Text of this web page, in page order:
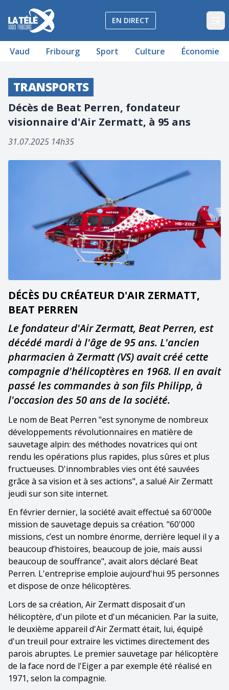
La Télé - Télévision régionale Vaud et Fribourg
EN DIRECT
Vaud Fribourg Sport Culture Économie
TRANSPORTS
Décès de Beat Perren, fondateur
visionnaire d'Air Zermatt, à 95 ans
31.07.2025 14h35
DÉCÈS DU CRÉATEUR D'AIR ZERMATT,
BEAT PERREN
Le fondateur d'Air Zermatt, Beat Perren, est
décédé mardi à l'âge de 95 ans. L'ancien
pharmacien à Zermatt (VS) avait créé cette
compagnie d'hélicoptères en 1968. Il en avait
passé les commandes à son fils Philipp, à
l'occasion des 50 ans de la société.
Le nom de Beat Perren "est synonyme de nombreux
développements révolutionnaires en matière de
sauvetage alpin: des méthodes novatrices qui ont
rendu les opérations plus rapides, plus sûres et plus
fructueuses. D'innombrables vies ont été sauvées
grâce à sa vision et à ses actions", a salué Air Zermatt
jeudi sur son site internet.
En février dernier, la société avait effectué sa 60'000e
mission de sauvetage depuis sa création. "60'000
missions, c’est un nombre énorme, derrière lequel il y a
beaucoup d’histoires, beaucoup de joie, mais aussi
beaucoup de souffrance", avait alors déclaré Beat
Perren. L'entreprise emploie aujourd'hui 95 personnes
et dispose de onze hélicoptères.
Lors de sa création, Air Zermatt disposait d'un
hélicoptère, d'un pilote et d'un mécanicien. Par la suite,
le deuxième appareil d'Air Zermatt était, lui, équipé
d'un treuil pour extraire les victimes directement des
parois abruptes. Le premier sauvetage par hélicoptère
de la face nord de l'Eiger a par exemple été réalisé en
1971, selon la compagnie.